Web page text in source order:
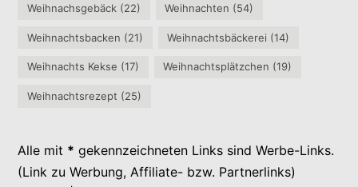
Weihnachsgebäck (22) Weihnachten (54)
Weihnachtsbacken (21) Weihnachtsbäckerei (14)
Weihnachts Kekse (17) Weihnachtsplätzchen (19)
Weihnachtsrezept (25)
Alle mit * gekennzeichneten Links sind Werbe-Links.
(Link zu Werbung, Affiliate- bzw. Partnerlinks)